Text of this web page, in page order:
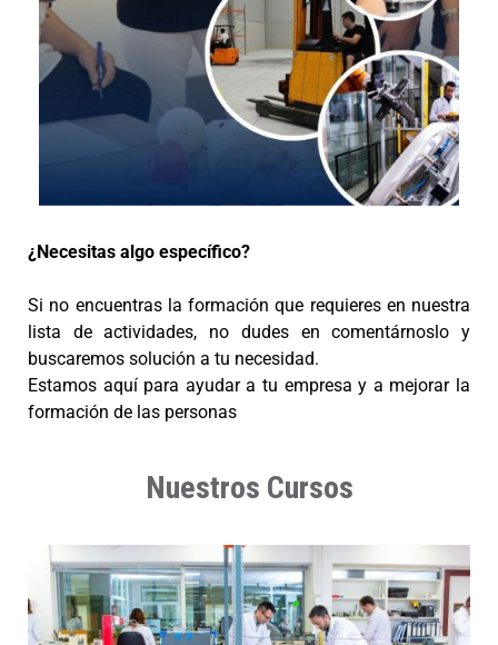
¿Necesitas algo específico?
Si no encuentras la formación que requieres en nuestra
lista de actividades, no dudes en comentárnoslo y
buscaremos solución a tu necesidad.
Estamos aquí para ayudar a tu empresa y a mejorar la
formación de las personas
Nuestros Cursos